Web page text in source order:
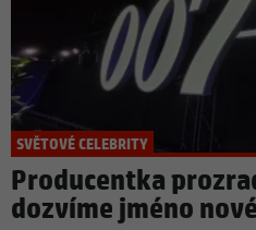
SVĚTOVÉ CELEBRITY
Producentka
dozvíme jméno